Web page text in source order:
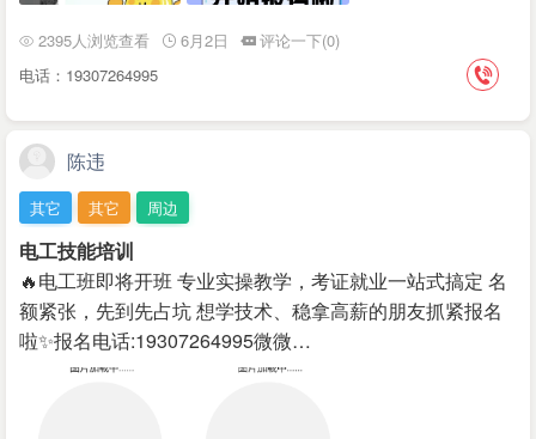
2395人浏览查看 6月2日
评论一下(0)
电话：19307264995
陈违
其它 其它 周边
电工技能培训
🔥电工班即将开班 专业实操教学，考证就业一站式搞定 名
额紧张，先到先占坑 想学技术、稳拿高薪的朋友抓紧报名
啦✨ ​报名电话:19307264995微微…